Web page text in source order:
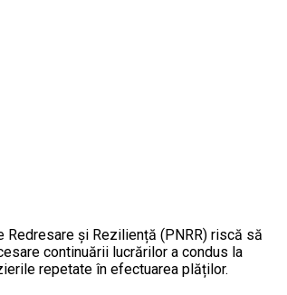
și Reziliență (PNRR) riscă să
continuării lucrărilor a condus la
repetate în efectuarea plăților.